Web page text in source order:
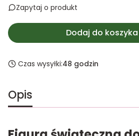
Zapytaj o produkt
Dodaj do koszyka
Czas wysyłki:48 godzin
Opis